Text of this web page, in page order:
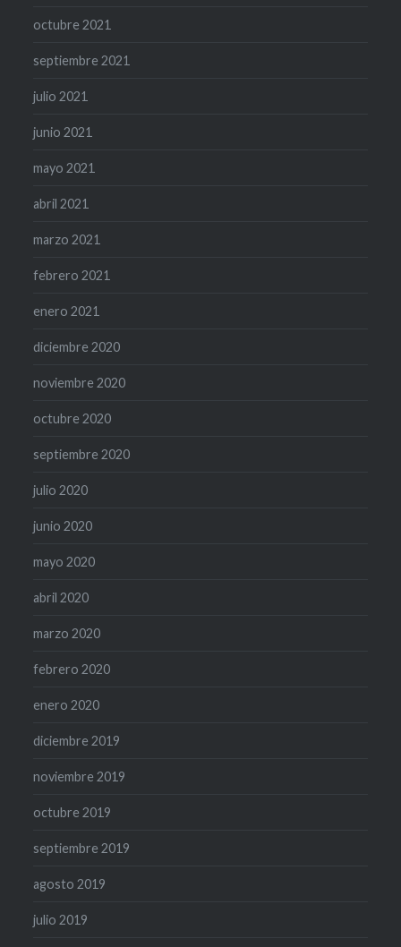
octubre 2021
septiembre 2021
julio 2021
junio 2021
mayo 2021
abril 2021
marzo 2021
febrero 2021
enero 2021
diciembre 2020
noviembre 2020
octubre 2020
septiembre 2020
julio 2020
junio 2020
mayo 2020
abril 2020
marzo 2020
febrero 2020
enero 2020
diciembre 2019
noviembre 2019
octubre 2019
septiembre 2019
agosto 2019
julio 2019